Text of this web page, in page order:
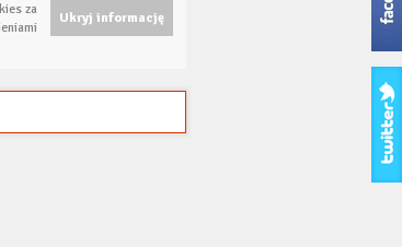
Ukryj informację
za